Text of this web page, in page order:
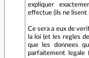
expliquer
effectue (ils ne lisent
Ce sera a eux de
la loi (et les regles
que les donnees
parfaitement legale